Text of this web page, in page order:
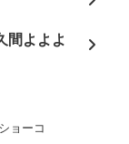
間よよよ
ョーコ